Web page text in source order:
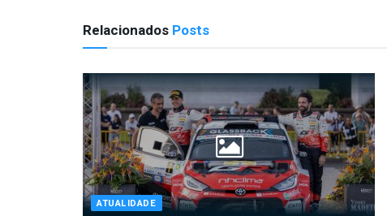
Relacionados Posts
ATUALIDADE